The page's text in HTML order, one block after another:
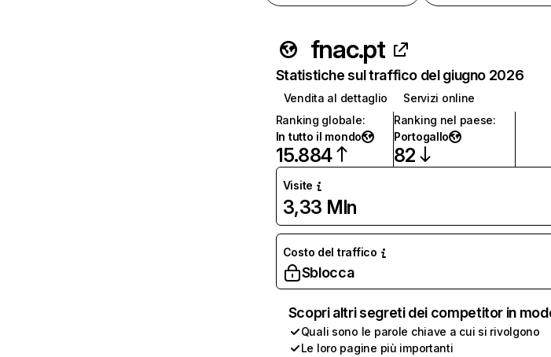
fnac.pt
Statistiche sul traffico del giugno 2026
Vendita al dettaglio
Servizi online
Ranking globale:
In tutto il mondo
15.884
Ranking nel paese:
Portogallo
82
Visite
3,33 Mln
Costo del traffico
Sblocca
Scopri altri segreti dei competitor in
Quali sono le parole chiave a cui si rivolgono
Le loro pagine più importanti